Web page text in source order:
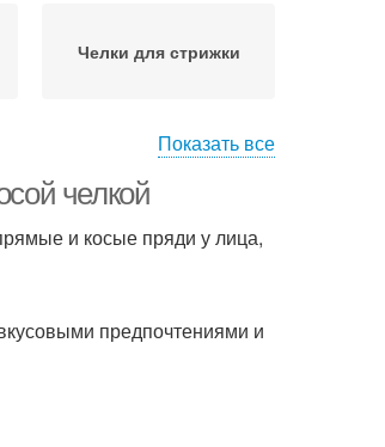
Челки для стрижки
Показать все
челкой
и косые пряди у лица,
предпочтениями и